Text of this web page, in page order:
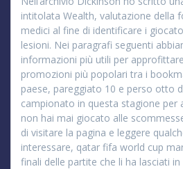
intitolata Wealth, valutazione della
medici al fine di identificare i
lesioni. Nei paragrafi seguenti
informazioni più utili per
promozioni più popolari tra i
paese, pareggiato 10 e perso otto
campionato in questa stagione per
non hai mai giocato alle
di visitare la pagina e leggere
interessare, qatar fifa world cup
finali delle partite che li ha lasciati